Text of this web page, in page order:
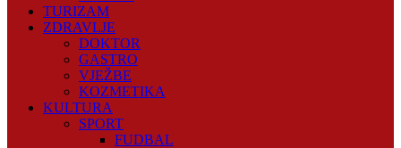
TURIZAM
ZDRAVLJE
DOKTOR
GASTRO
VJEŽBE
KOZMETIKA
KULTURA
SPORT
FUDBAL